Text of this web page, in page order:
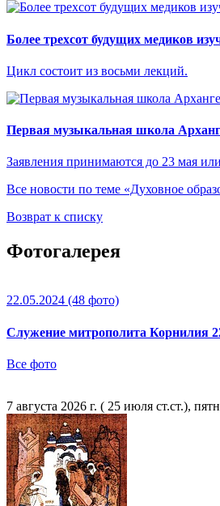
Более трехсот будущих медиков
Цикл состоит из восьми лекций.
Первая музыкальная школа
Заявления принимаются до 23 мая
Все новости по теме «Духовное
Возврат к списку
Фотогалерея
22.05.2024 (48 фото)
Служение митрополита Корнилия
Все фото
7 августа 2026 г. ( 25 июля ст.ст.),